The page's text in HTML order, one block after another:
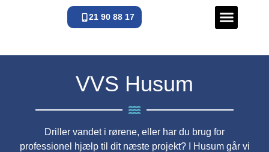
21 90 88 17
VVS Husum
Driller vandet i rørene, eller har du brug for
professionel hjælp til dit næste projekt? I Husum går vi